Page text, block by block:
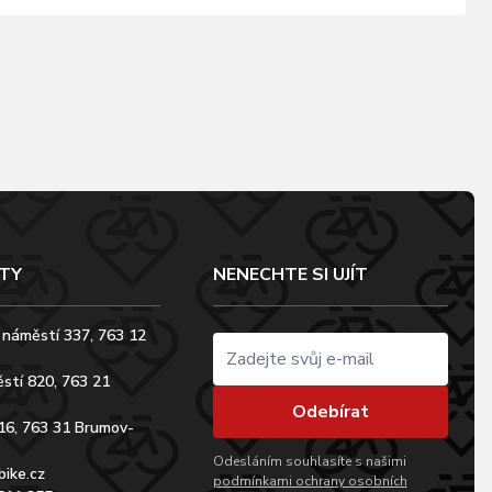
337, 763 12
820, 763 21
763 31 Brumov-
NENECHTE SI UJÍT
Odebírat
Odesláním souhlasíte s našimi
podmínkami ochrany osobních